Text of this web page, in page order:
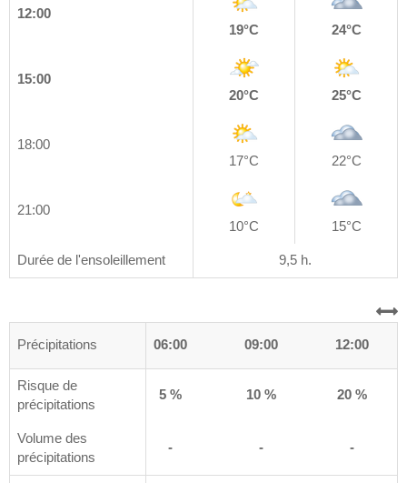
12:00
19°C
24°C
15:00
20°C
25°C
18:00
17°C
22°C
21:00
10°C
15°C
Durée de l'ensoleillement 9,5 h.
Précipitations
03:00 06:00 09:00 12:00
Risque de
précipitations
0 % 5 % 10 % 20 %
Volume des
précipitations
- - - -